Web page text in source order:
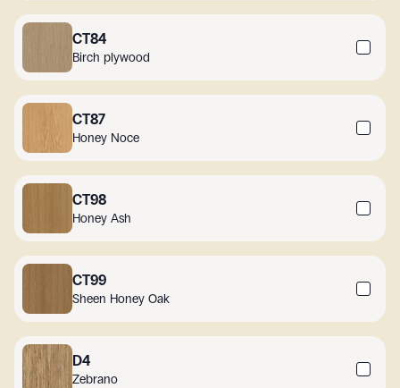
CT84
Birch plywood
CT87
Honey Noce
CT98
Honey Ash
CT99
Sheen Honey Oak
D4
Zebrano